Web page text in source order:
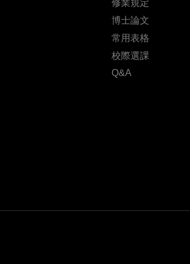
修業規定
博士論文
常用表格
校際選課
Q&A